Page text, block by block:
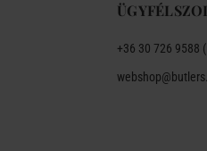
+36 30 726 9588